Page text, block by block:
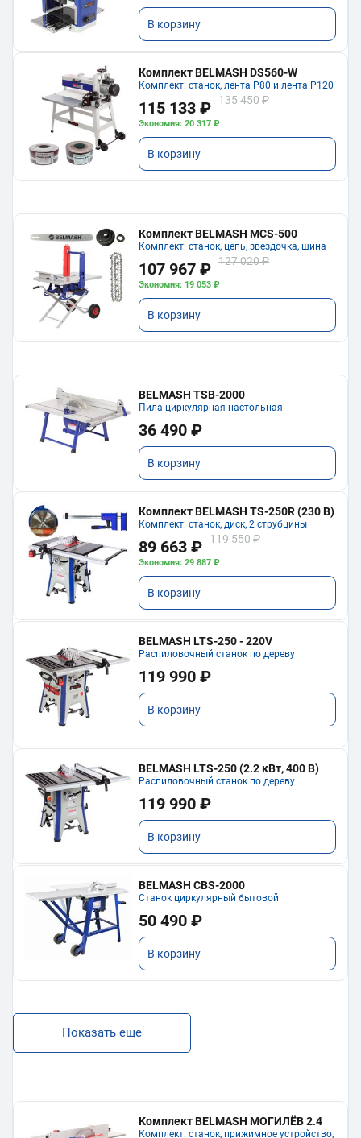
В корзину
Комплект BELMASH DS560-W
Комплект: станок, лента P80 и лента P120
115 133 ₽ 135 450 ₽
Экономия: 20 317 ₽
В корзину
Комплект BELMASH MCS-500
Комплект: станок, цепь, звездочка, шина
107 967 ₽ 127 020 ₽
Экономия: 19 053 ₽
В корзину
BELMASH TSB-2000
Пила циркулярная настольная
36 490 ₽
В корзину
Комплект BELMASH TS-250R (230 В)
Комплект: станок, диск, 2 струбцины
89 663 ₽ 119 550 ₽
Экономия: 29 887 ₽
В корзину
BELMASH LTS-250 - 220V
Распиловочный станок по дереву
119 990 ₽
В корзину
BELMASH LTS-250 (2.2 кВт, 400 В)
Распиловочный станок по дереву
119 990 ₽
В корзину
BELMASH CBS-2000
Станок циркулярный бытовой
50 490 ₽
В корзину
Показать еще
Комплект BELMASH МОГИЛЁВ 2.4
Комплект: станок, прижимное устройство,